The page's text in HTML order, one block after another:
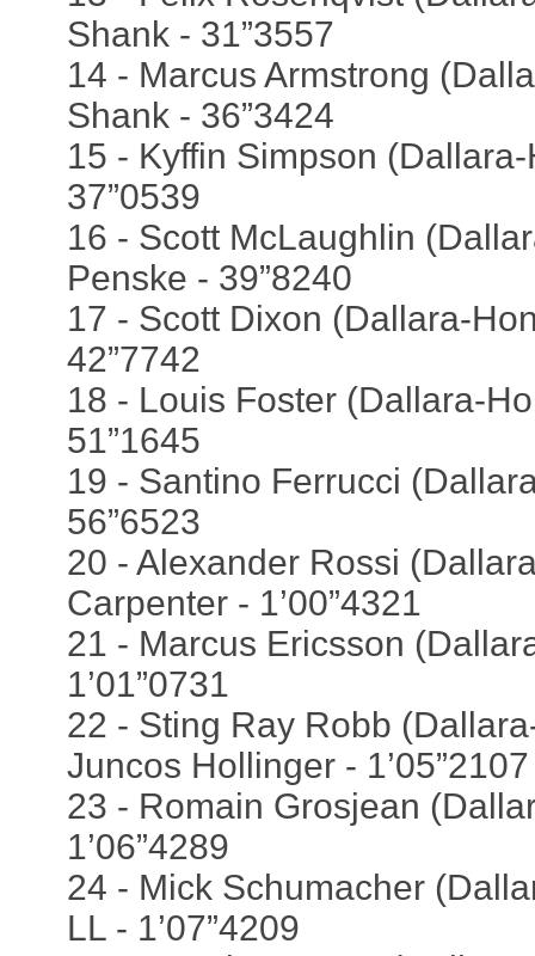
Shank - 31”3557
14 - Marcus Armstrong
Shank - 36”3424
15 - Kyffin Simpson
37”0539
16 - Scott McLaughlin
Penske - 39”8240
17 - Scott Dixon (Dallara-
42”7742
18 - Louis Foster (Dallara-
51”1645
19 - Santino Ferrucci
56”6523
20 - Alexander Rossi
Carpenter - 1’00”4321
21 - Marcus Ericsson
1’01”0731
22 - Sting Ray Robb
Juncos Hollinger - 1’05”2107
23 - Romain Grosjean
1’06”4289
24 - Mick Schumacher
LL - 1’07”4209